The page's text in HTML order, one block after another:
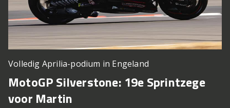
Volledig Aprilia-podium in Engeland
MotoGP Silverstone: 19e Sprintzege
voor Martin